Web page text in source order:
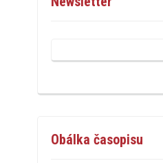
Obálka časopisu